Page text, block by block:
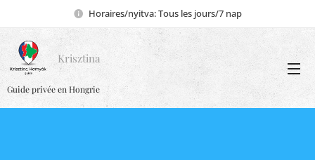
Horaires/nyitva: Tous les jours/7 nap
Krisztina
Guide privée en Hongrie